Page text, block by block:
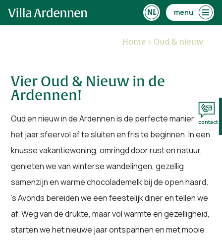
menu
Home Oud & nieuw
Vier Oud & Nieuw in de
Ardennen!
Oud en nieuw in de Ardennen is de perfecte manier om
het jaar sfeervol af te sluiten en fris te beginnen. In een
knusse vakantiewoning, omringd door rust en natuur,
genieten we van winterse wandelingen, gezellig
samenzijn en warme chocolademelk bij de open haard.
’s Avonds bereiden we een feestelijk diner en tellen we
af. Weg van de drukte, maar vol warmte en gezelligheid,
starten we het nieuwe jaar ontspannen en met mooie
contact